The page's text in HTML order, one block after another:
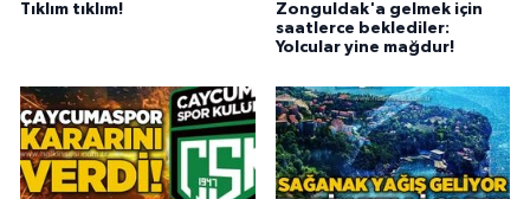
Tıklım tıklım!
Zonguldak'a gelmek için
saatlerce beklediler:
Yolcular yine mağdur!